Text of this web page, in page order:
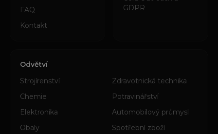
FAQ
Kontakt
GDPR
Odvětví
Strojírenství
Zdravotnická technika
Chemie
Potravinářství
Elektronika
Automobilový průmysl
Obaly
Spotřební zboží